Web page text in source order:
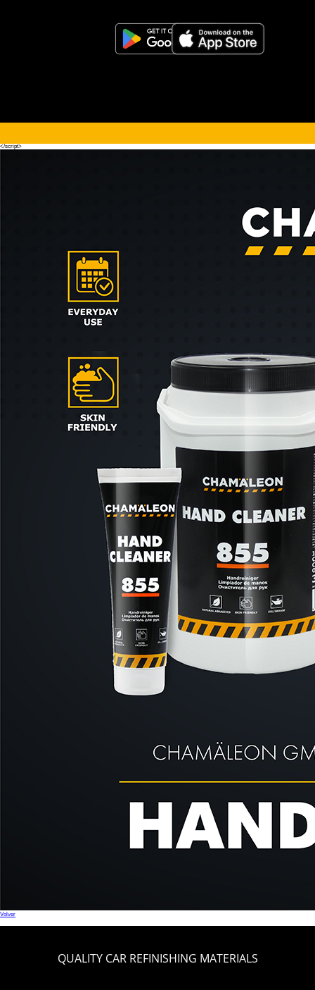
</script>
Volver
QUALITY CAR REFINISHING MATERIALS